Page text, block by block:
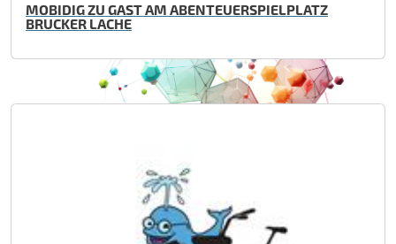
MOBIDIG ZU GAST AM ABENTEUERSPIELPLATZ
BRUCKER LACHE